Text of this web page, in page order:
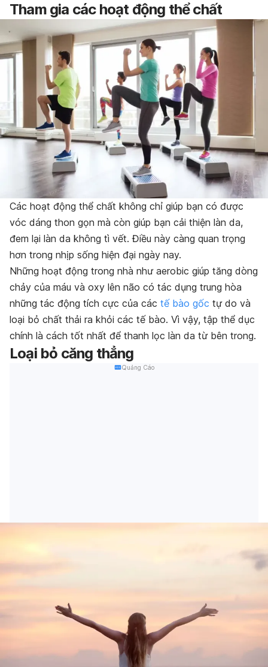
Tham gia các hoạt động thể chất
Các hoạt động thể chất không chỉ giúp bạn có được
vóc dáng thon gọn mà còn giúp bạn cải thiện làn da,
đem lại làn da không tì vết. Điều này càng quan trọng
hơn trong nhịp sống hiện đại ngày nay.
Những hoạt động trong nhà như aerobic giúp tăng dòng
chảy của máu và oxy lên não có tác dụng trung hòa
những tác động tích cực của các tế bào gốc tự do và
loại bỏ chất thải ra khỏi các tế bào. Vì vậy, tập thể dục
chính là cách tốt nhất để thanh lọc làn da từ bên trong.
Loại bỏ căng thẳng
Quảng Cáo